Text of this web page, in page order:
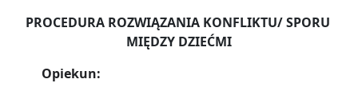
PROCEDURA ROZWIĄZANIA KONFLIKTU/ SPORU
MIĘDZY DZIEĆMI
Opiekun: